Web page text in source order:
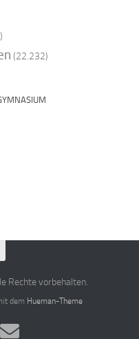
(22.232)
Rechte vorbehalten.
dem Hueman-Theme